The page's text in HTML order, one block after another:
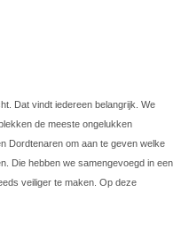
Dat vindt iedereen belangrijk. We
de meeste ongelukken
Dordtenaren om aan te geven welke
Die hebben we samengevoegd in een
veiliger te maken. Op deze